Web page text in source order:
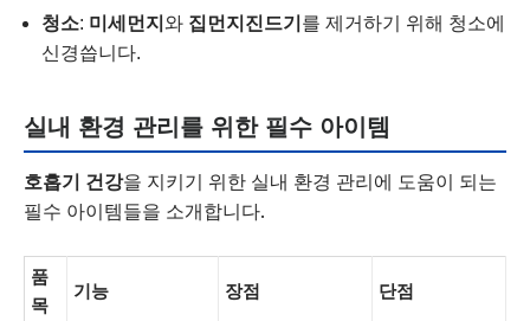
청소: 미세먼지 와 집먼지진드기 를 제거하기 위해 청소에
신경씁니다.
실내 환경 관리를 위한 필수 아이템
호흡기 건강을 지키기 위한 실내 환경 관리에 도움이 되는
필수 아이템들을 소개합니다.
품
목
기능 장점 단점